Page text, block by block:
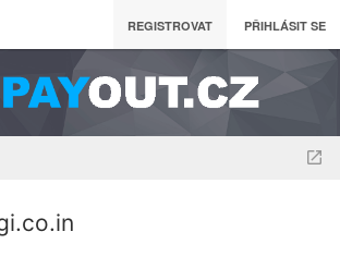
REGISTROVAT PŘIHLÁSIT SE